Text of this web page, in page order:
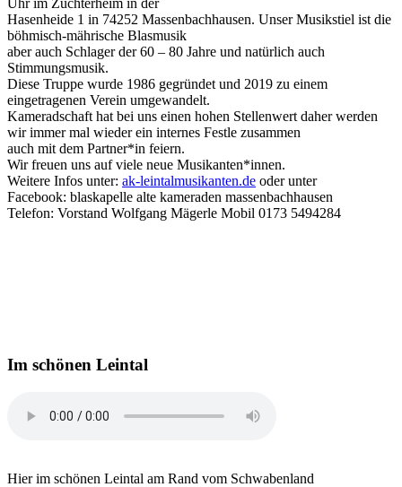
Uhr im Züchterheim in der
Hasenheide 1 in 74252 Massenbachhausen. Unser Musikstiel ist die
böhmisch-mährische Blasmusik
aber auch Schlager der 60 – 80 Jahre und natürlich auch
Stimmungsmusik.
Diese Truppe wurde 1986 gegründet und 2019 zu einem
eingetragenen Verein umgewandelt.
Kameradschaft hat bei uns einen hohen Stellenwert daher werden
wir immer mal wieder ein internes Festle zusammen
auch mit dem Partner*in feiern.
Wir freuen uns auf viele neue Musikanten*innen.
Weitere Infos unter: ak-leintalmusikanten.de oder unter
Facebook: blaskapelle alte kameraden massenbachhausen
Telefon: Vorstand Wolfgang Mägerle Mobil 0173 5494284
Im schönen Leintal
Hier im schönen Leintal am Rand vom Schwabenland